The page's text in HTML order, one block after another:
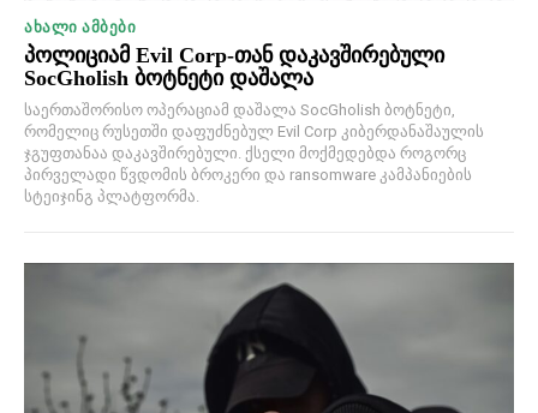
ᲐᲮᲐᲚᲘ ᲐᲛᲑᲔᲑᲘ
პოლიციამ Evil Corp-თან დაკავშირებული
SocGholish ბოტნეტი დაშალა
საერთაშორისო ოპერაციამ დაშალა SocGholish ბოტნეტი,
რომელიც რუსეთში დაფუძნებულ Evil Corp კიბერდანაშაულის
ჯგუფთანაა დაკავშირებული. ქსელი მოქმედებდა როგორც
პირველადი წვდომის ბროკერი და ransomware კამპანიების
სტეიჯინგ პლატფორმა.